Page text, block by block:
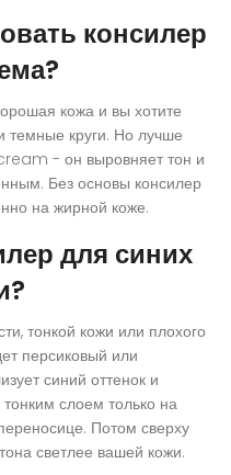
консилер
кожа и вы хотите
темные круги. Но лучше
- он выровняет тон и
Без основы консилер
на жирной коже.
для синих
тонкой кожи или плохого
персиковый или
синий оттенок и
слоем только на
Потом сверху
светлее вашей кожи.